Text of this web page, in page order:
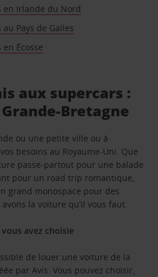
en Irlande du Nord
Pays de Galles
Écosse
aux supercars :
Bretagne
ou une petite ville ou à
besoins au Royaume-Uni. Que
passe-partout pour une balade
pour un road trip romantique,
grand monospace pour des
la voiture qu’il vous faut.
avez choisie
de louer une voiture de la
par Avis. Vous pouvez choisir,